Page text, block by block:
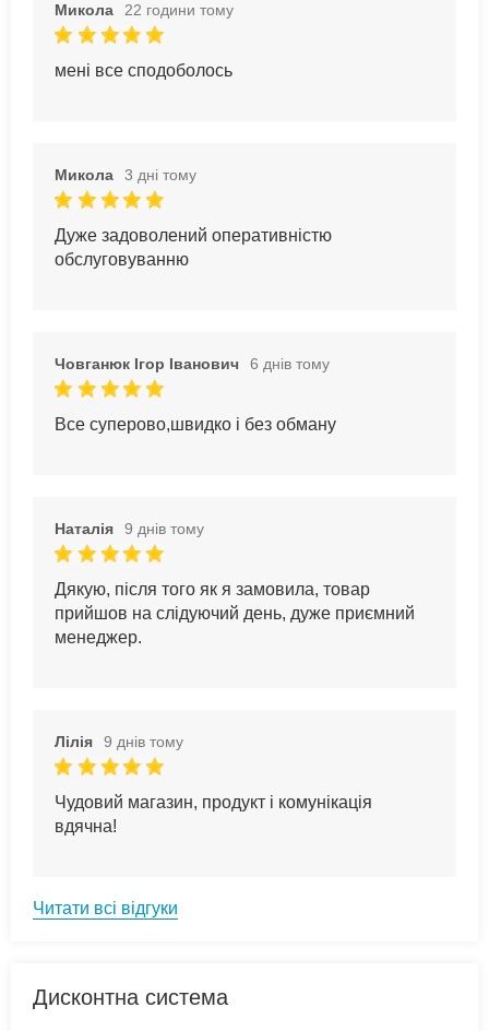
Микола 22 години тому
мені все сподоболось
Микола 3 дні тому
Дуже задоволений оперативністю
обслуговуванню
Човганюк Ігор Іванович 6 днів тому
Все суперово,швидко і без обману
Наталія 9 днів тому
Дякую, після того як я замовила, товар
прийшов на слідуючий день, дуже приємний
менеджер.
Лілія 9 днів тому
Чудовий магазин, продукт і комунікація
вдячна!
Читати всі відгуки
Дисконтна система